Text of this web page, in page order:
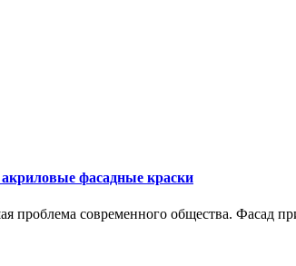
фасадные краски
проблема современного общества. Фасад